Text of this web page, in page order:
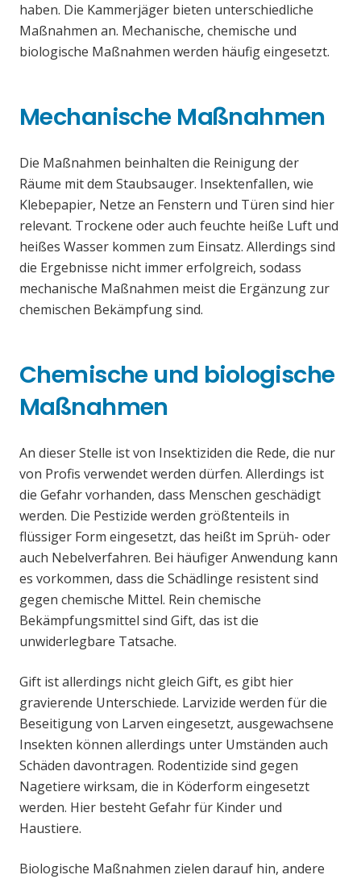
haben. Die Kammerjäger bieten unterschiedliche
Maßnahmen an. Mechanische, chemische und
biologische Maßnahmen werden häufig eingesetzt.
Mechanische Maßnahmen
Die Maßnahmen beinhalten die Reinigung der
Räume mit dem Staubsauger. Insektenfallen, wie
Klebepapier, Netze an Fenstern und Türen sind hier
relevant. Trockene oder auch feuchte heiße Luft und
heißes Wasser kommen zum Einsatz. Allerdings sind
die Ergebnisse nicht immer erfolgreich, sodass
mechanische Maßnahmen meist die Ergänzung zur
chemischen Bekämpfung sind.
Chemische und biologische
Maßnahmen
An dieser Stelle ist von Insektiziden die Rede, die nur
von Profis verwendet werden dürfen. Allerdings ist
die Gefahr vorhanden, dass Menschen geschädigt
werden. Die Pestizide werden größtenteils in
flüssiger Form eingesetzt, das heißt im Sprüh- oder
auch Nebelverfahren. Bei häufiger Anwendung kann
es vorkommen, dass die Schädlinge resistent sind
gegen chemische Mittel. Rein chemische
Bekämpfungsmittel sind Gift, das ist die
unwiderlegbare Tatsache.
Gift ist allerdings nicht gleich Gift, es gibt hier
gravierende Unterschiede. Larvizide werden für die
Beseitigung von Larven eingesetzt, ausgewachsene
Insekten können allerdings unter Umständen auch
Schäden davontragen. Rodentizide sind gegen
Nagetiere wirksam, die in Köderform eingesetzt
werden. Hier besteht Gefahr für Kinder und
Haustiere.
Biologische Maßnahmen zielen darauf hin, andere